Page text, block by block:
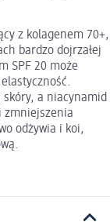
z kolagenem 70+,
bardzo dojrzałej
SPF 20 może
a niacynamid
zmniejszenia
odżywia i koi,